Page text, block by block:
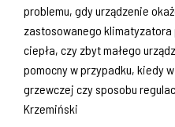
problemu, gdy urządzenie
zastosowanego
ciepła, czy zbyt małego
pomocny w przypadku, kiedy
grzewczej czy sposobu
Krzemiński